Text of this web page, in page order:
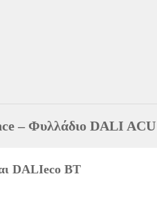
– Φυλλάδιο DALI
DALIeco BT